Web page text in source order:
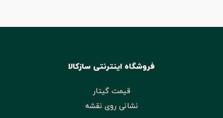
فروشگاه اینترنتی سازکالا
قیمت گیتار
نشانی روی نقشه